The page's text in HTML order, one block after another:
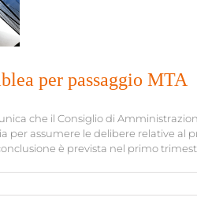
per passaggio MTA
che il Consiglio di
per assumere le delibere relative al
è prevista nel primo